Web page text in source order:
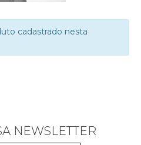
cadastrado nesta
NEWSLETTER